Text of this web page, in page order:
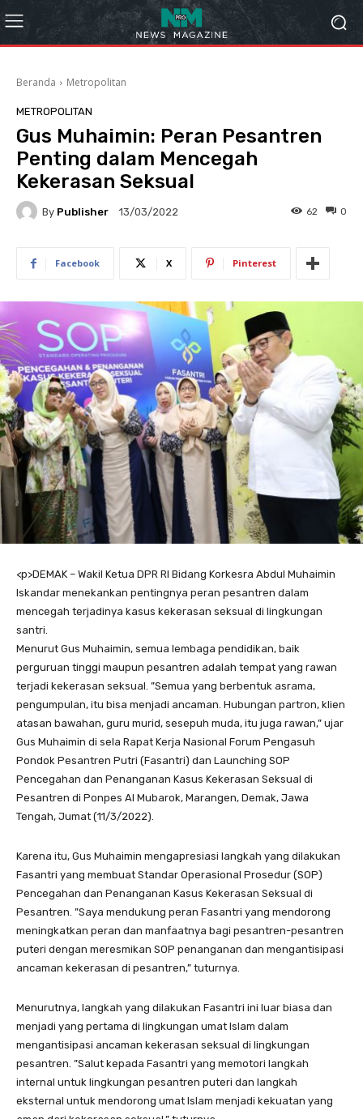
Beranda Metropolitan
METROPOLITAN
Gus Muhaimin: Peran Pesantren
Penting dalam Mencegah
Kekerasan Seksual
By Publisher 13/03/2022 0
62
Facebook X Pinterest
<p>DEMAK – Wakil Ketua DPR RI Bidang Korkesra Abdul Muhaimin
Iskandar menekankan pentingnya peran pesantren dalam
mencegah terjadinya kasus kekerasan seksual di lingkungan
santri.
Menurut Gus Muhaimin, semua lembaga pendidikan, baik
perguruan tinggi maupun pesantren adalah tempat yang rawan
terjadi kekerasan seksual. ”Semua yang berbentuk asrama,
pengumpulan, itu bisa menjadi ancaman. Hubungan partron, klien
atasan bawahan, guru murid, sesepuh muda, itu juga rawan,” ujar
Gus Muhaimin di sela Rapat Kerja Nasional Forum Pengasuh
Pondok Pesantren Putri (Fasantri) dan Launching SOP
Pencegahan dan Penanganan Kasus Kekerasan Seksual di
Pesantren di Ponpes Al Mubarok, Marangen, Demak, Jawa
Tengah, Jumat (11/3/2022).
Karena itu, Gus Muhaimin mengapresiasi langkah yang dilakukan
Fasantri yang membuat Standar Operasional Prosedur (SOP)
Pencegahan dan Penanganan Kasus Kekerasan Seksual di
Pesantren. ”Saya mendukung peran Fasantri yang mendorong
meningkatkan peran dan manfaatnya bagi pesantren-pesantren
puteri dengan meresmikan SOP penanganan dan mengantisipasi
ancaman kekerasan di pesantren,” tuturnya.
Menurutnya, langkah yang dilakukan Fasantri ini luar biasa dan
menjadi yang pertama di lingkungan umat Islam dalam
mengantisipasi ancaman kekerasan seksual di lingkungan
pesantren. ”Salut kepada Fasantri yang memotori langkah
internal untuk lingkungan pesantren puteri dan langkah
eksternal untuk mendorong umat Islam menjadi kekuatan yang